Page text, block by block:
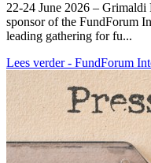
22-24 June 2026 –
sponsor of the FundForum
leading gathering for fu...
Lees verder- FundForum